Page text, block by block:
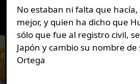
No estaban ni falta que
mejor, y quien ha dicho que
sólo que fue al registro civil,
Japón y cambio su nombre
Ortega